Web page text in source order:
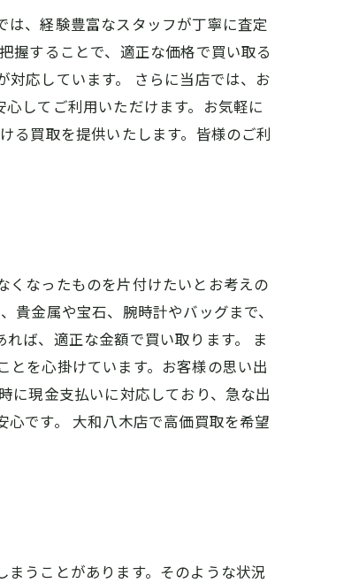
、経験豊富なスタッフが丁寧に査定
握することで、適正な価格で買い取る
応しています。 さらに当店では、お
してご利用いただけます。お気軽に
る買取を提供いたします。皆様のご利
くなったものを片付けたいとお考えの
金属や宝石、腕時計やバッグまで、
ば、適正な金額で買い取ります。 ま
を心掛けています。お客様の思い出
に現金支払いに対応しており、急な出
です。 大和八木店で高価買取を希望
うことがあります。そのような状況